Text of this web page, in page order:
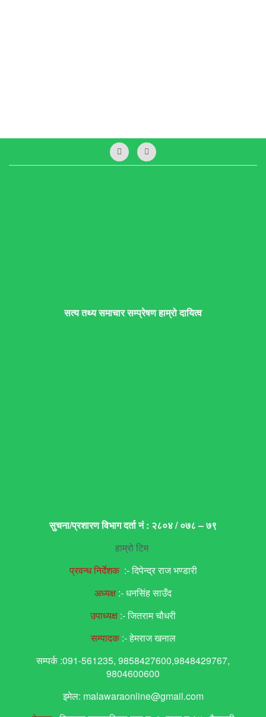
सत्य तथ्य समाचार सम्प्रेषण हाम्रो दायित्व
सुचना/प्रशारण विभाग दर्ता नं : २८०४ / ०७८ – ७९
हाम्रो टिम
प्रवन्ध निर्देशक:- दिपेन्द्र राज भण्डारी
अध्यक्ष :- धनसिंह साउँद
उपाध्यक्ष :- जितराम चौधरी
सम्पादक:- हेमराज खनाल
सम्पर्क :091-561235, 9858427600,9848429767,
9804600600
इमेल: malawaraonline@gmail.com